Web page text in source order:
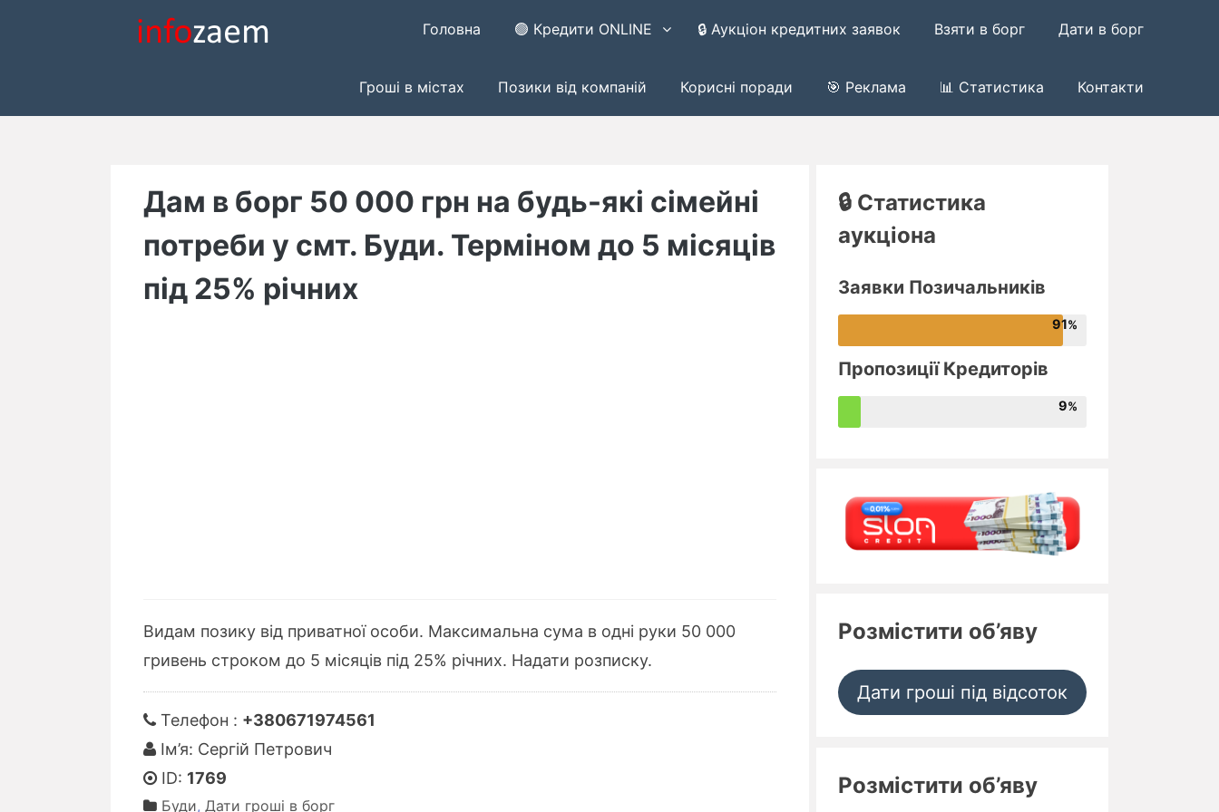
Головна 🟢 Кредити ONLINE 🔒 Аукціон кредитних заявок Взяти в борг Дати в борг
Гроші в містах Позики від компаній Корисні поради 🎯 Реклама 📊 Статистика Контакти
Дам в борг 50 000 грн на будь-які сімейні
потреби у смт. Буди. Терміном до 5 місяців
під 25% річних
Видам позику від приватної особи. Максимальна сума в одні руки 50 000
гривень строком до 5 місяців під 25% річних. Надати розписку.
Телефон : +380671974561
Ім’я: Сергій Петрович
ID: 1769
Буди, Дати гроші в борг
🔒 Статистика
аукціона
Заявки Позичальників
91
Пропозиції Кредиторів
9
Розмістити об’яву
Дати гроші під відсоток
Розмістити об’яву